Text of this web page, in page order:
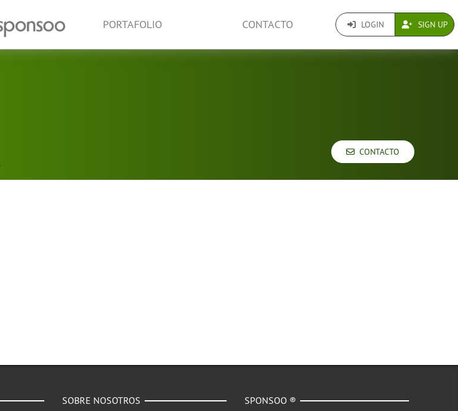
PORTAFOLIO CONTACTO LOGIN SIGN UP
CONTACTO
SOBRE NOSOTROS SPONSOO ®